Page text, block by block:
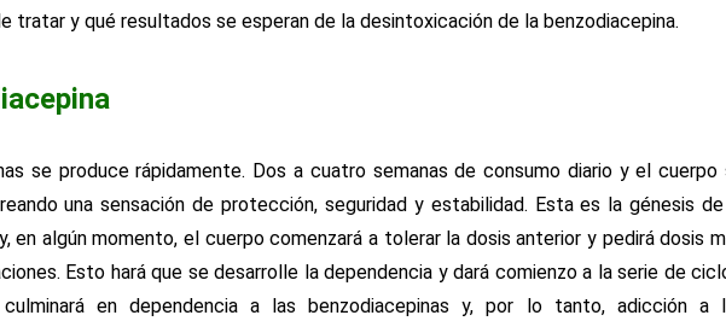
tratar y qué resultados se esperan de la desintoxicación de la benzodiacepina.
se produce rápidamente. Dos a cuatro semanas de consumo diario y el cuerpo
una sensación de protección, seguridad y estabilidad. Esta es la génesis
en algún momento, el cuerpo comenzará a tolerar la dosis anterior y pedirá dosis
Esto hará que se desarrolle la dependencia y dará comienzo a la serie de
en dependencia a las benzodiacepinas y, por lo tanto, adicción a